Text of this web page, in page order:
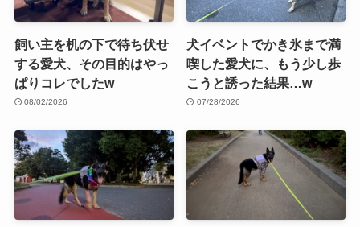
飼い主を机の下で待ち伏せ
する愛犬、その目的はやっ
ぱりコレでしたw
08/02/2026
犬イベントでかき氷まで満
喫した愛犬に、もう少し歩
こうと誘った結果…w
07/28/2026